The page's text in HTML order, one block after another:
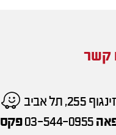
קשר
255, תל אביב
03-544-0955פקס